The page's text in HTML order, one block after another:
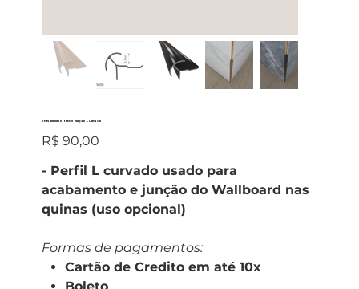
Perfil Alumínio YB650 Junção L Curva 3m
Preço
R$ 90,00
- Perfil L curvado usado para
acabamento e junção do Wallboard nas
quinas (uso opcional)
Formas de pagamentos:
Cartão de Credito em até 10x